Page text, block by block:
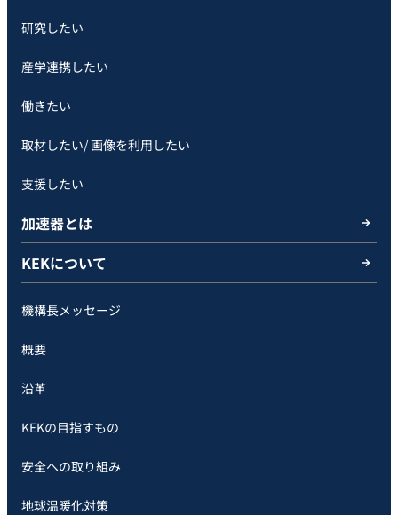
研究したい
産学連携したい
働きたい
取材したい/ 画像を利用したい
支援したい
加速器とは
KEKについて
機構長メッセージ
概要
沿革
KEKの目指すもの
安全への取り組み
地球温暖化対策